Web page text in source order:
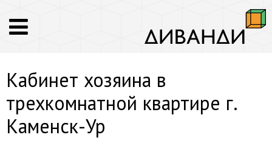
Кабинет хозяина в
трехкомнатной квартире г.
Каменск-Ур